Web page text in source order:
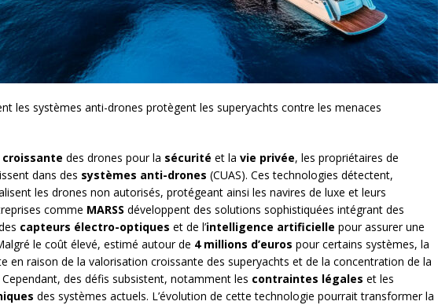
les systèmes anti-drones protègent les superyachts contre les menaces
croissante des drones pour la sécurité et la vie privée, les propriétaires de
dans des systèmes anti-drones (CUAS). Ces technologies détectent,
les drones non autorisés, protégeant ainsi les navires de luxe et leurs
comme MARSS développent des solutions sophistiquées intégrant des
capteurs électro-optiques et de l’intelligence artificielle pour assurer une
le coût élevé, estimé autour de 4 millions d’euros pour certains systèmes, la
en raison de la valorisation croissante des superyachts et de la concentration de la
des défis subsistent, notamment les contraintes légales et les
des systèmes actuels. L’évolution de cette technologie pourrait transformer la